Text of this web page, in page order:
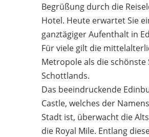
Begrüßung durch die
Hotel. Heute erwartet Sie
ganztägiger Aufenthalt in
Für viele gilt die
Metropole als die schönste
Schottlands.
Das beeindruckende
Castle, welches der
Stadt ist, überwacht die
die Royal Mile. Entlang